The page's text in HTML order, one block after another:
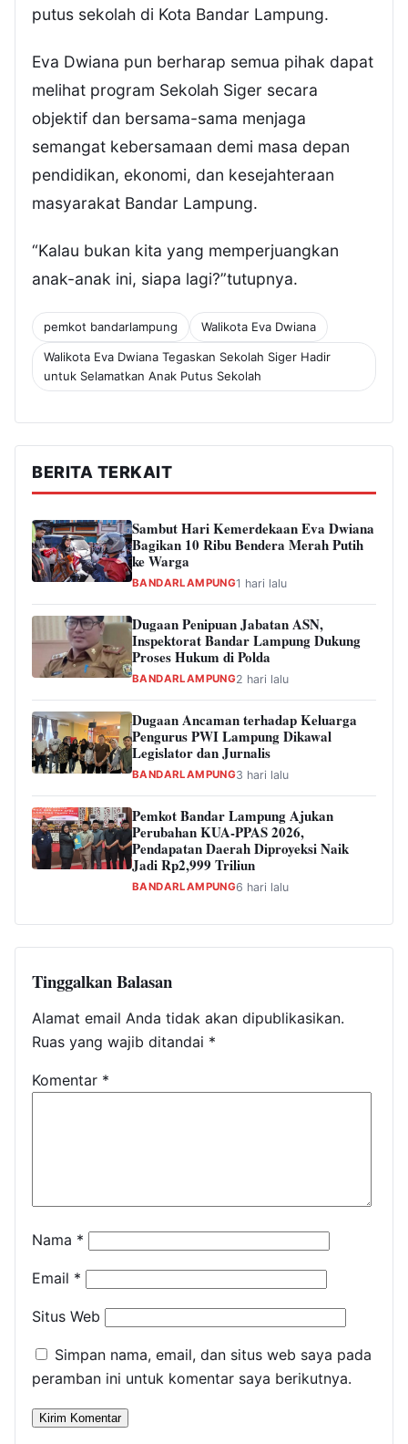
putus sekolah di Kota Bandar Lampung.
Eva Dwiana pun berharap semua pihak dapat
melihat program Sekolah Siger secara
objektif dan bersama-sama menjaga
semangat kebersamaan demi masa depan
pendidikan, ekonomi, dan kesejahteraan
masyarakat Bandar Lampung.
“Kalau bukan kita yang memperjuangkan
anak-anak ini, siapa lagi?”tutupnya.
pemkot bandarlampung Walikota Eva Dwiana
Walikota Eva Dwiana Tegaskan Sekolah Siger Hadir
untuk Selamatkan Anak Putus Sekolah
BERITA TERKAIT
Sambut Hari Kemerdekaan Eva Dwiana
Bagikan 10 Ribu Bendera Merah Putih
ke Warga
BANDARLAMPUNG1 hari lalu
Dugaan Penipuan Jabatan ASN,
Inspektorat Bandar Lampung Dukung
Proses Hukum di Polda
BANDARLAMPUNG2 hari lalu
Dugaan Ancaman terhadap Keluarga
Pengurus PWI Lampung Dikawal
Legislator dan Jurnalis
BANDARLAMPUNG3 hari lalu
Pemkot Bandar Lampung Ajukan
Perubahan KUA-PPAS 2026,
Pendapatan Daerah Diproyeksi Naik
Jadi Rp2,999 Triliun
BANDARLAMPUNG6 hari lalu
Tinggalkan Balasan
Alamat email Anda tidak akan dipublikasikan.
Ruas yang wajib ditandai *
Komentar *
Nama *
Email *
Situs Web
Simpan nama, email, dan situs web saya pada
peramban ini untuk komentar saya berikutnya.